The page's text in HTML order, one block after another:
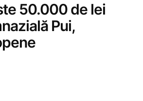
50.000 de lei
Pui,